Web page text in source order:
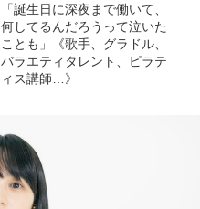
「誕生日に深夜まで働いて、
何してるんだろうって泣いた
ことも」《歌手、グラドル、
バラエティタレント、ピラテ
ィス講師…》